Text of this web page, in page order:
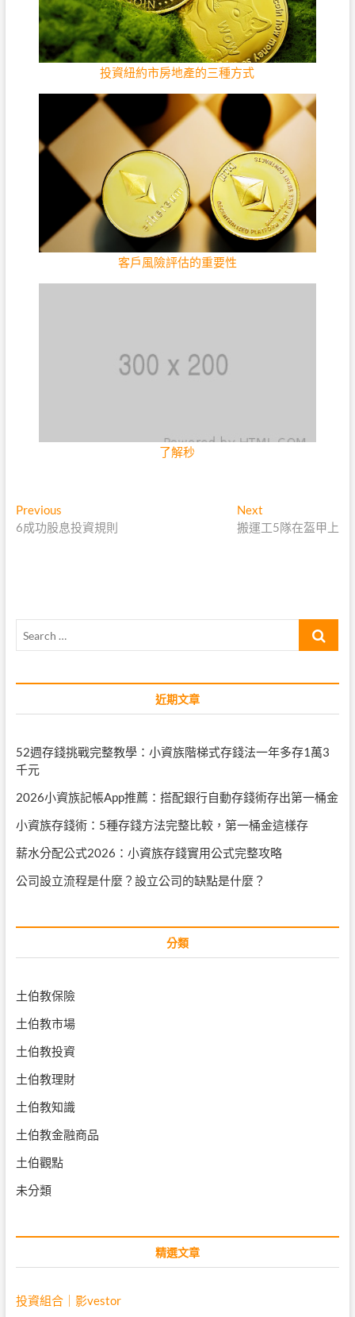
投資紐約市房地產的三種方式
客戶風險評估的重要性
了解秒
文
章
PreviousPrevious
post:
6成功股息投資規則
Next
post:
搬運工5隊在盔甲上
Search
近期文章
52週存錢挑戰完整教學：小資族階梯式存錢法一年多存1萬3
千元
2026小資族記帳App推薦：搭配銀行自動存錢術存出第一桶金
小資族存錢術：5種存錢方法完整比較，第一桶金這樣存
薪水分配公式2026：小資族存錢實用公式完整攻略
公司設立流程是什麼？設立公司的缺點是什麼？
分類
土伯教保險
土伯教市場
土伯教投資
土伯教理財
土伯教知識
土伯教金融商品
土伯觀點
未分類
精選文章
投資組合｜影vestor